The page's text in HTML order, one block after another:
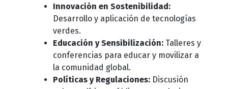
Innovación en Sostenibilidad:
Desarrollo y aplicación de tecnologías
verdes.
Educación y Sensibilización: Talleres y
conferencias para educar y movilizar a
la comunidad global.
Políticas y Regulaciones: Discusión